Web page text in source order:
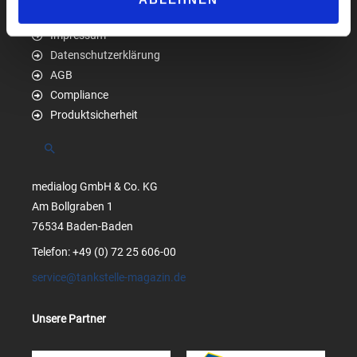
Impressum
Datenschutzerklärung
AGB
Compliance
Produktsicherheit
Suchen
medialog GmbH & Co. KG
Am Bollgraben 1
76534 Baden-Baden
Telefon: +49 (0) 72 25 606-00
service@tankstelle-magazin.de
Unsere Partner